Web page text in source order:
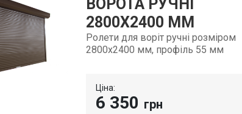
ВОРОТА РУЧНІ
2800Х2400 ММ
Ролети для воріт ручні розміром
2800х2400 мм, профіль 55 мм
Ціна:
6 350 грн